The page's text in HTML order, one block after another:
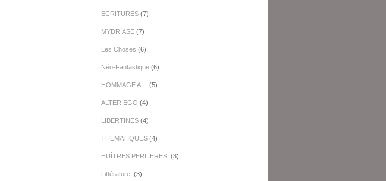
ECRITURES(7)
MYDRIASE(7)
Les Choses (6)
Néo-Fantastique(6)
HOMMAGE A ... (5)
ALTER EGO (4)
LIBERTINES(4)
THEMATIQUES(4)
HUÎTRES PERLIERES. (3)
Littérature. (3)